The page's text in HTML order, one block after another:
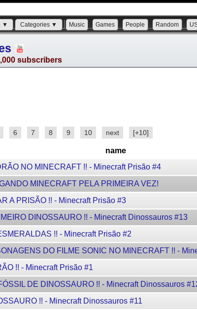
▼ Categories ▼ Music Games People Random
subscribers
6 7 8 9 10 next [+10]
name
NO MINECRAFT !! - Minecraft Prisão #4
MINECRAFT PELA PRIMEIRA VEZ!
A PRISÃO !! - Minecraft Prisão #3
DINOSSAURO !! - Minecraft Dinossauros #13
!! - Minecraft Prisão #2
DO FILME SONIC NO MINECRAFT !! -
!! - Minecraft Prisão #1
DE DINOSSAURO !! - Minecraft Dinossauros
!! - Minecraft Dinossauros #11